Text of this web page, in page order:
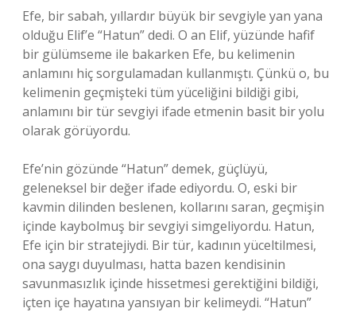
Efe, bir sabah, yıllardır büyük bir sevgiyle yan yana
olduğu Elif’e “Hatun” dedi. O an Elif, yüzünde hafif
bir gülümseme ile bakarken Efe, bu kelimenin
anlamını hiç sorgulamadan kullanmıştı. Çünkü o, bu
kelimenin geçmişteki tüm yüceliğini bildiği gibi,
anlamını bir tür sevgiyi ifade etmenin basit bir yolu
olarak görüyordu.
Efe’nin gözünde “Hatun” demek, güçlüyü,
geleneksel bir değer ifade ediyordu. O, eski bir
kavmin dilinden beslenen, kollarını saran, geçmişin
içinde kaybolmuş bir sevgiyi simgeliyordu. Hatun,
Efe için bir stratejiydi. Bir tür, kadının yüceltilmesi,
ona saygı duyulması, hatta bazen kendisinin
savunmasızlık içinde hissetmesi gerektiğini bildiği,
içten içe hayatına yansıyan bir kelimeydi. “Hatun”